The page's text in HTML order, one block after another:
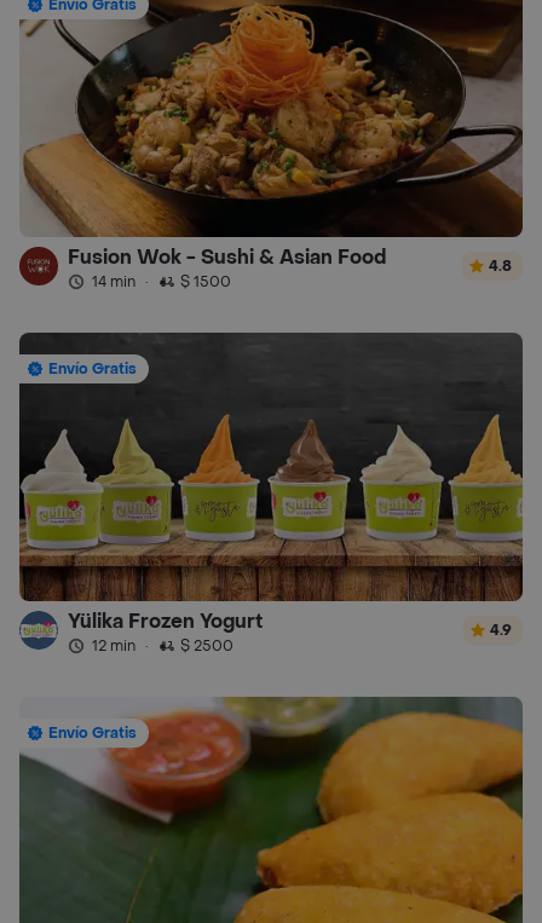
Envío Gratis
Fusion Wok - Sushi & Asian Food
14 min · $ 1500
4.8
Envío Gratis
Yülika Frozen Yogurt
12 min · $ 2500
4.9
Envío Gratis